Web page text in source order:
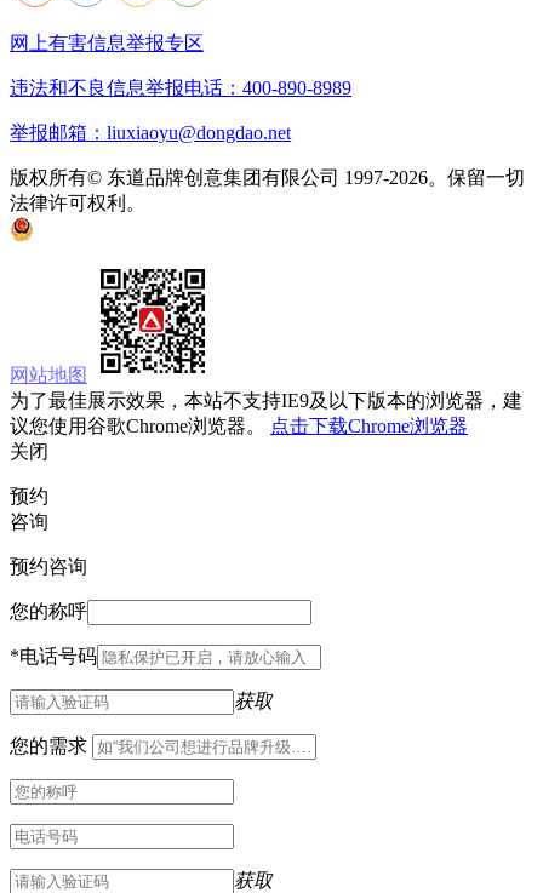
网上有害信息举报专区
违法和不良信息举报电话：400-890-8989
举报邮箱：liuxiaoyu@dongdao.net
版权所有© 东道品牌创意集团有限公司 1997-2026。保留一切
法律许可权利。
网站地图
为了最佳展示效果，本站不支持IE9及以下版本的浏览器，建
议您使用谷歌Chrome浏览器。
点击下载Chrome浏览器
关闭
预约
咨询
预约咨询
您的称呼
*电话号码
获取
您的需求
获取